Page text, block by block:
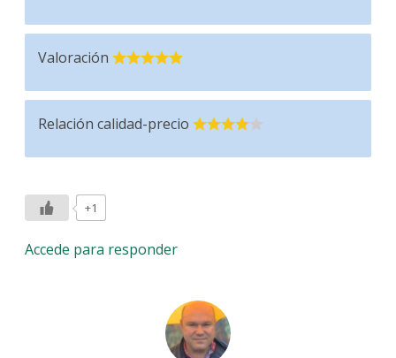
Valoración
Relación calidad-precio
+1
Accede para responder